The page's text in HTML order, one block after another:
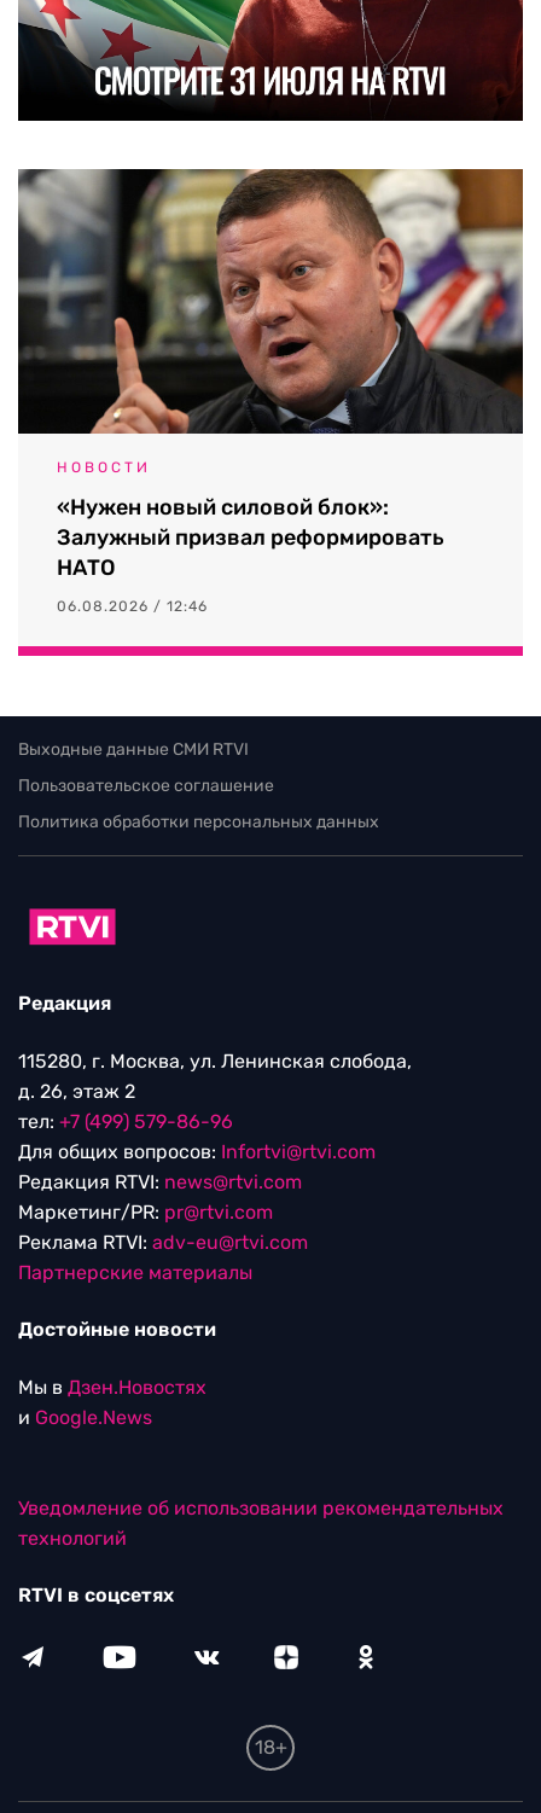
НОВОСТИ
«Нужен новый силовой блок»:
Залужный призвал реформировать
НАТО
06.08.2026 / 12:46
Выходные данные СМИ RTVI
Пользовательское соглашение
Политика обработки персональных данных
Редакция
115280, г. Москва, ул. Ленинская слобода,
д. 26, этаж 2
тел: +7 (499) 579-86-96
Для общих вопросов: Infortvi@rtvi.com
Редакция RTVI: news@rtvi.com
Маркетинг/PR: pr@rtvi.com
Реклама RTVI: adv-eu@rtvi.com
Партнерские материалы
Достойные новости
Мы в Дзен.Новостях
и Google.News
Уведомление об использовании рекомендательных
технологий
RTVI в соцсетях
18+